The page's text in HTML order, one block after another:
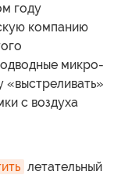
году
компанию
микро-
«выстреливать»
с воздуха
летательный